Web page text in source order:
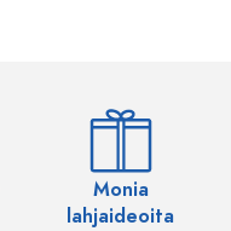
Monia
lahjaideoita